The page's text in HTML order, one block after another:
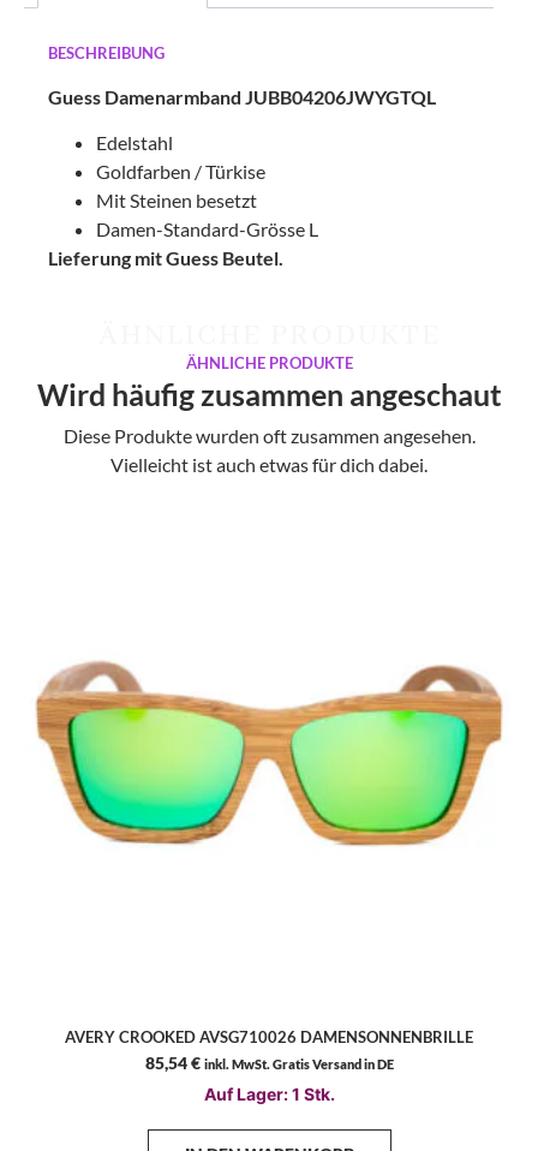
BESCHREIBUNG
Guess Damenarmband JUBB04206JWYGTQL
Edelstahl
Goldfarben / Türkise
Mit Steinen besetzt
Damen-Standard-Grösse L
Lieferung mit Guess Beutel.
ÄHNLICHE PRODUKTE
Wird häufig zusammen angeschaut
Diese Produkte wurden oft zusammen angesehen.
Vielleicht ist auch etwas für dich dabei.
AVERY CROOKED AVSG710026 DAMENSONNENBRILLE
85,54€ inkl. MwSt. Gratis Versand in DE
Auf Lager: 1 Stk.